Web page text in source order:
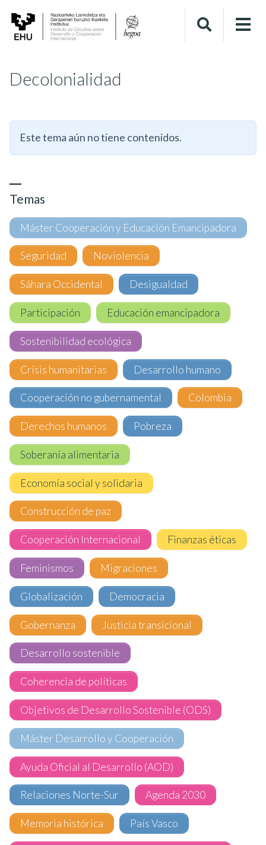
Decolonialidad
Este tema aún no tiene contenidos.
Temas
Máster Cooperación y Educación Emancipadora
Seguridad Noviolencia
Sáhara Occidental Desigualdad
Participación Educación emancipadora
Sostenibilidad ecológica
Crisis humanitarias Desarrollo humano
Cooperación no gubernamental Colombia
Derechos humanos Pobreza
Soberanía alimentaria
Economía social y solidaria
Construcción de paz
Cooperación Internacional Finanzas éticas
Feminismos Migraciones
Globalización Democracia
Gobernanza Justicia transicional
Desarrollo sostenible
Coherencia de políticas
Objetivos de Desarrollo Sostenible (ODS)
Máster Desarrollo y Cooperación
Ayuda Oficial al Desarrollo (AOD)
Relaciones Norte-Sur Agenda 2030
Memoria histórica País Vasco